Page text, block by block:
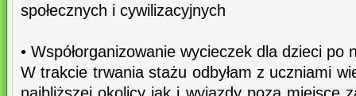
społecznych i cywilizacyjnych
• Współorganizowanie wycieczek dla dzieci po
W trakcie trwania stażu odbyłam z uczniami